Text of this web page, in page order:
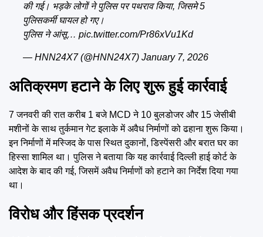
की गई। भड़के लोगों ने पुलिस पर पथराव किया, जिसमे 5
पुलिसकर्मी घायल हो गए।
पुलिस ने आंसू… pic.twitter.com/Pr86xVu1Kd
— HNN24X7 (@HNN24X7) January 7, 2026
अतिक्रमण हटाने के लिए शुरू हुई कार्रवाई
7 जनवरी की रात करीब 1 बजे MCD ने 10 बुलडोजर और 15 जेसीबी
मशीनों के साथ तुर्कमान गेट इलाके में अवैध निर्माणों को ढहाना शुरू किया।
इन निर्माणों में मस्जिद के पास स्थित दुकानों, डिस्पेंसरी और बरात घर का
हिस्सा शामिल था। पुलिस ने बताया कि यह कार्रवाई दिल्ली हाई कोर्ट के
आदेश के बाद की गई, जिसमें अवैध निर्माणों को हटाने का निर्देश दिया गया
था।
विरोध और हिंसक प्रदर्शन